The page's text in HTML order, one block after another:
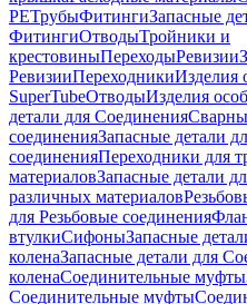
PEТрубыФитингиЗапасные
ФитингиОтводыТройники и
крестовиныПереходыРевизии
РевизииПереходникиИзделия
SuperTubeОтводыИзделия
детали для Соединения
соединенияЗапасные детали
соединенияПереходники для
материаловЗапасные детали
различных материалов
для Резьбовые соединения
втулкиСифоныЗапасные
коленаЗапасные детали для
коленаСоединительные муфты
Соединительные муфты